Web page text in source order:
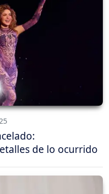
de lo ocurrido